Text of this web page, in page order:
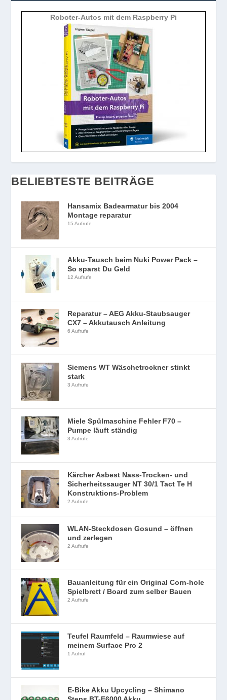
Roboter-Autos mit dem Raspberry Pi
BELIEBTESTE BEITRÄGE
Hansamix Badearmatur bis 2004
Montage reparatur
15 Aufrufe
Akku-Tausch beim Nuki Power Pack –
So sparst Du Geld
12 Aufrufe
Reparatur – AEG Akku-Staubsauger
CX7 – Akkutausch Anleitung
6 Aufrufe
Siemens WT Wäschetrockner stinkt
stark
3 Aufrufe
Miele Spülmaschine Fehler F70 –
Pumpe läuft ständig
3 Aufrufe
Kärcher Asbest Nass-Trocken- und
Sicherheitssauger NT 30/1 Tact Te H
Konstruktions-Problem
2 Aufrufe
WLAN-Steckdosen Gosund – öffnen
und zerlegen
2 Aufrufe
Bauanleitung für ein Original Corn-hole
Spielbrett / Board zum selber Bauen
2 Aufrufe
Teufel Raumfeld – Raumwiese auf
meinem Surface Pro 2
1 Aufruf
E-Bike Akku Upcycling – Shimano